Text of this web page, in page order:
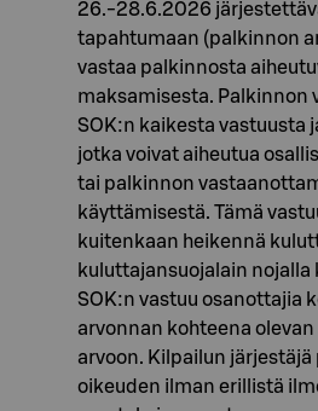
26.-28.6.2026
tapahtumaan (palkinnon
vastaa palkinnosta
maksamisesta. Palkinnon
SOK:n kaikesta vastuusta
jotka voivat aiheutua
tai palkinnon
käyttämisestä. Tämä
kuitenkaan heikennä
kuluttajansuojalain nojalla
SOK:n vastuu osanottajia
arvonnan kohteena
arvoon. Kilpailun
oikeuden ilman erillistä